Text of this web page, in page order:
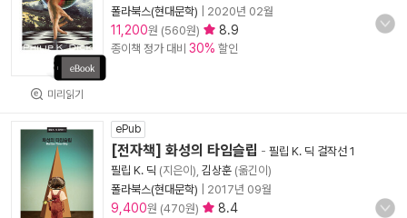
미리읽기
폴라북스(현대문학)
2020년 02월
11,200원 (560원) 8.9
종이책 정가 대비 30% 할인
ePub
[전자책] 화성의 타임슬립 - 필립 K. 딕 걸작선 1
필립 K. 딕 (지은이), 김상훈 (옮긴이)
폴라북스(현대문학)
2017년 09월
9,400원 (470원) 8.4